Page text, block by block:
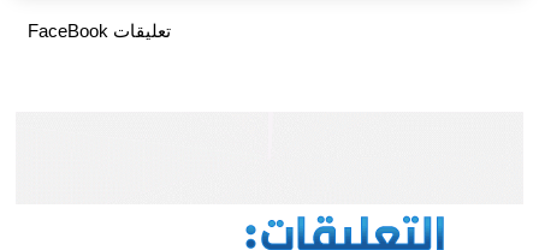
تعليقات FaceBook